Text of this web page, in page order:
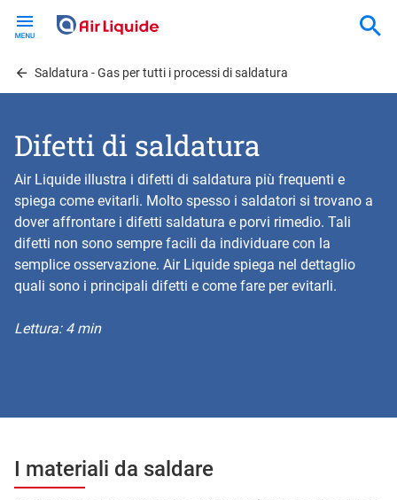
contentSaldatura - Gas per tutti i processi di saldatura
Difetti di saldatura
Air Liquide illustra i difetti di saldatura più frequenti e
spiega come evitarli. Molto spesso i saldatori si trovano a
dover affrontare i difetti saldatura e porvi rimedio. Tali
difetti non sono sempre facili da individuare con la
semplice osservazione. Air Liquide spiega nel dettaglio
quali sono i principali difetti e come fare per evitarli.
Lettura: 4 min
I materiali da saldare